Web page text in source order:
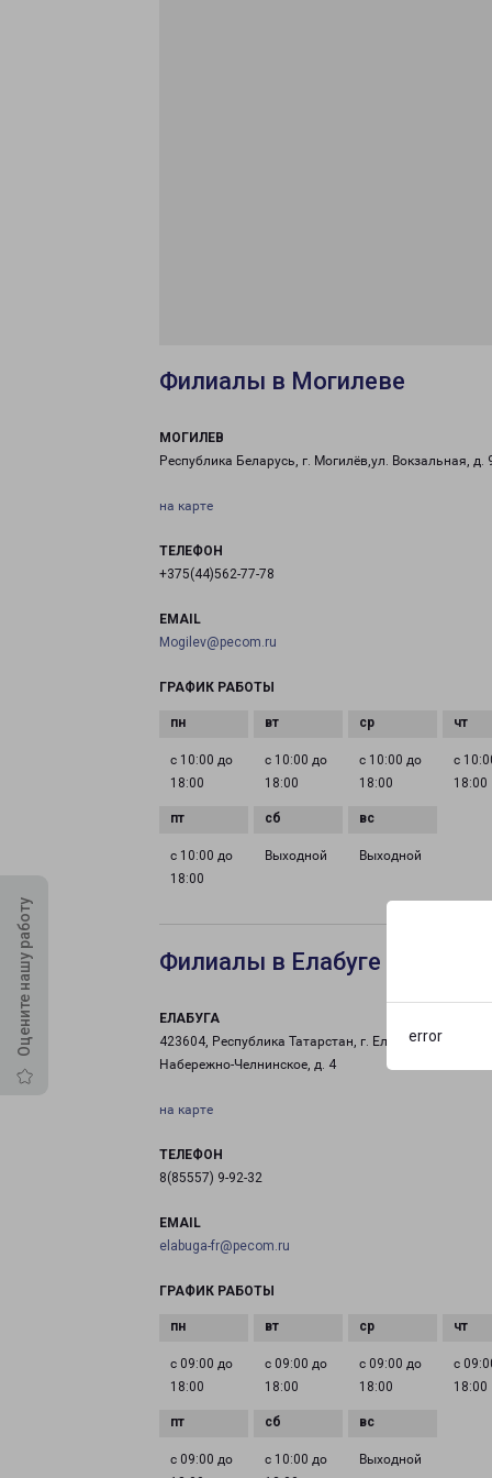
error
Оцените нашу работу
Филиалы в Могилеве
МОГИЛЕВ
Республика Беларусь, г. Могилёв,ул. Вокзальная, д.
на карте
ТЕЛЕФОН
+375(44)562-77-78
EMAIL
Mogilev@pecom.ru
ГРАФИК РАБОТЫ
с 10:00 до
18:00
с 10:00 до
18:00
с 10:00 до
18:00
с
18:00
с 10:00 до
18:00
Выходной Выходной
Филиалы в Елабуге
ЕЛАБУГА
423604, Республика Татарстан, г. Елабуга, ш.
Набережно-Челнинское, д. 4
на карте
ТЕЛЕФОН
8(85557) 9-92-32
EMAIL
elabuga-fr@pecom.ru
ГРАФИК РАБОТЫ
с 09:00 до
18:00
с 09:00 до
18:00
с 09:00 до
18:00
с
18:00
с 09:00 до
с 10:00 до
Выходной